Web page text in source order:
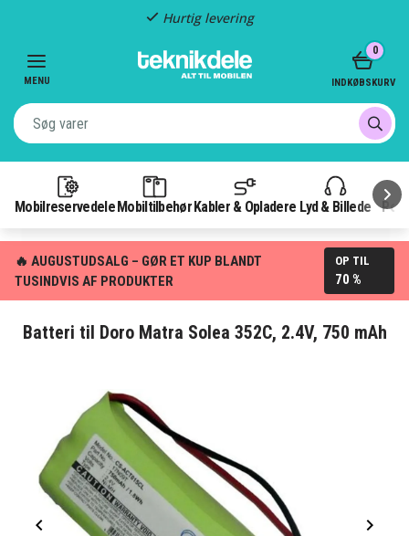
Hurtig levering
MENU
Mobilreservedele Mobiltilbehør Kabler & Opladere Lyd & Billede
0
INDKØBSKURV
🔥 AUGUSTUDSALG – GØR ET KUP BLANDT
TUSINDVIS AF PRODUKTER
OP TIL
70 %
Batteri til Doro Matra Solea 352C, 2.4V, 750 mAh